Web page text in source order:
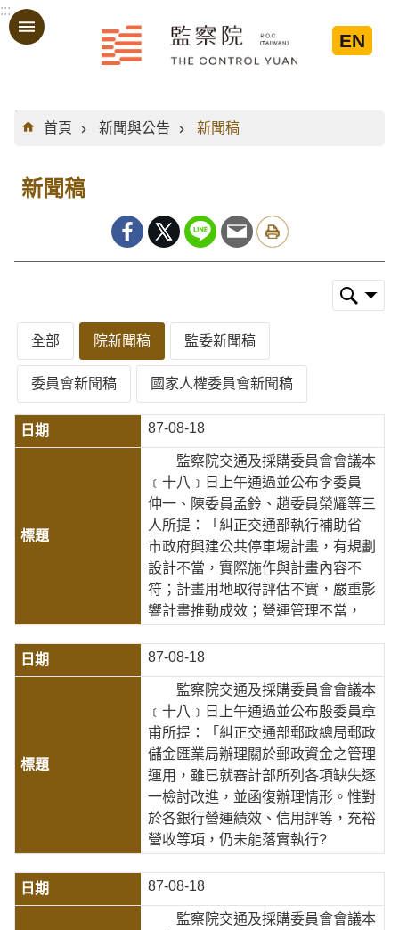
跳到主要內容區塊
:::
EN
:::
首頁
新聞與公告 新聞稿
新聞稿
全部 院新聞稿 監委新聞稿
委員會新聞稿 國家人權委員會新聞稿
87-08-18
監察院交通及採購委員會會議本
﹝十八﹞日上午通過並公布李委員
伸一、陳委員孟鈴、趙委員榮耀等三
人所提：「糾正交通部執行補助省
市政府興建公共停車場計畫，有規劃
設計不當，實際施作與計畫內容不
符；計畫用地取得評估不實，嚴重影
響計畫推動成效；營運管理不當，
87-08-18
監察院交通及採購委員會會議本
﹝十八﹞日上午通過並公布殷委員章
甫所提：「糾正交通部郵政總局郵政
儲金匯業局辦理關於郵政資金之管理
運用，雖已就審計部所列各項缺失逐
一檢討改進，並函復辦理情形。惟對
於各銀行營運績效、信用評等，充裕
營收等項，仍未能落實執行?
87-08-18
監察院交通及採購委員會會議本